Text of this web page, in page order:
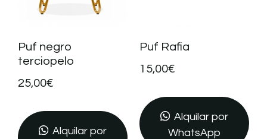
Puf negro
terciopelo
25,00€
Alquilar por
Puf Rafia
15,00€
Alquilar por
WhatsApp